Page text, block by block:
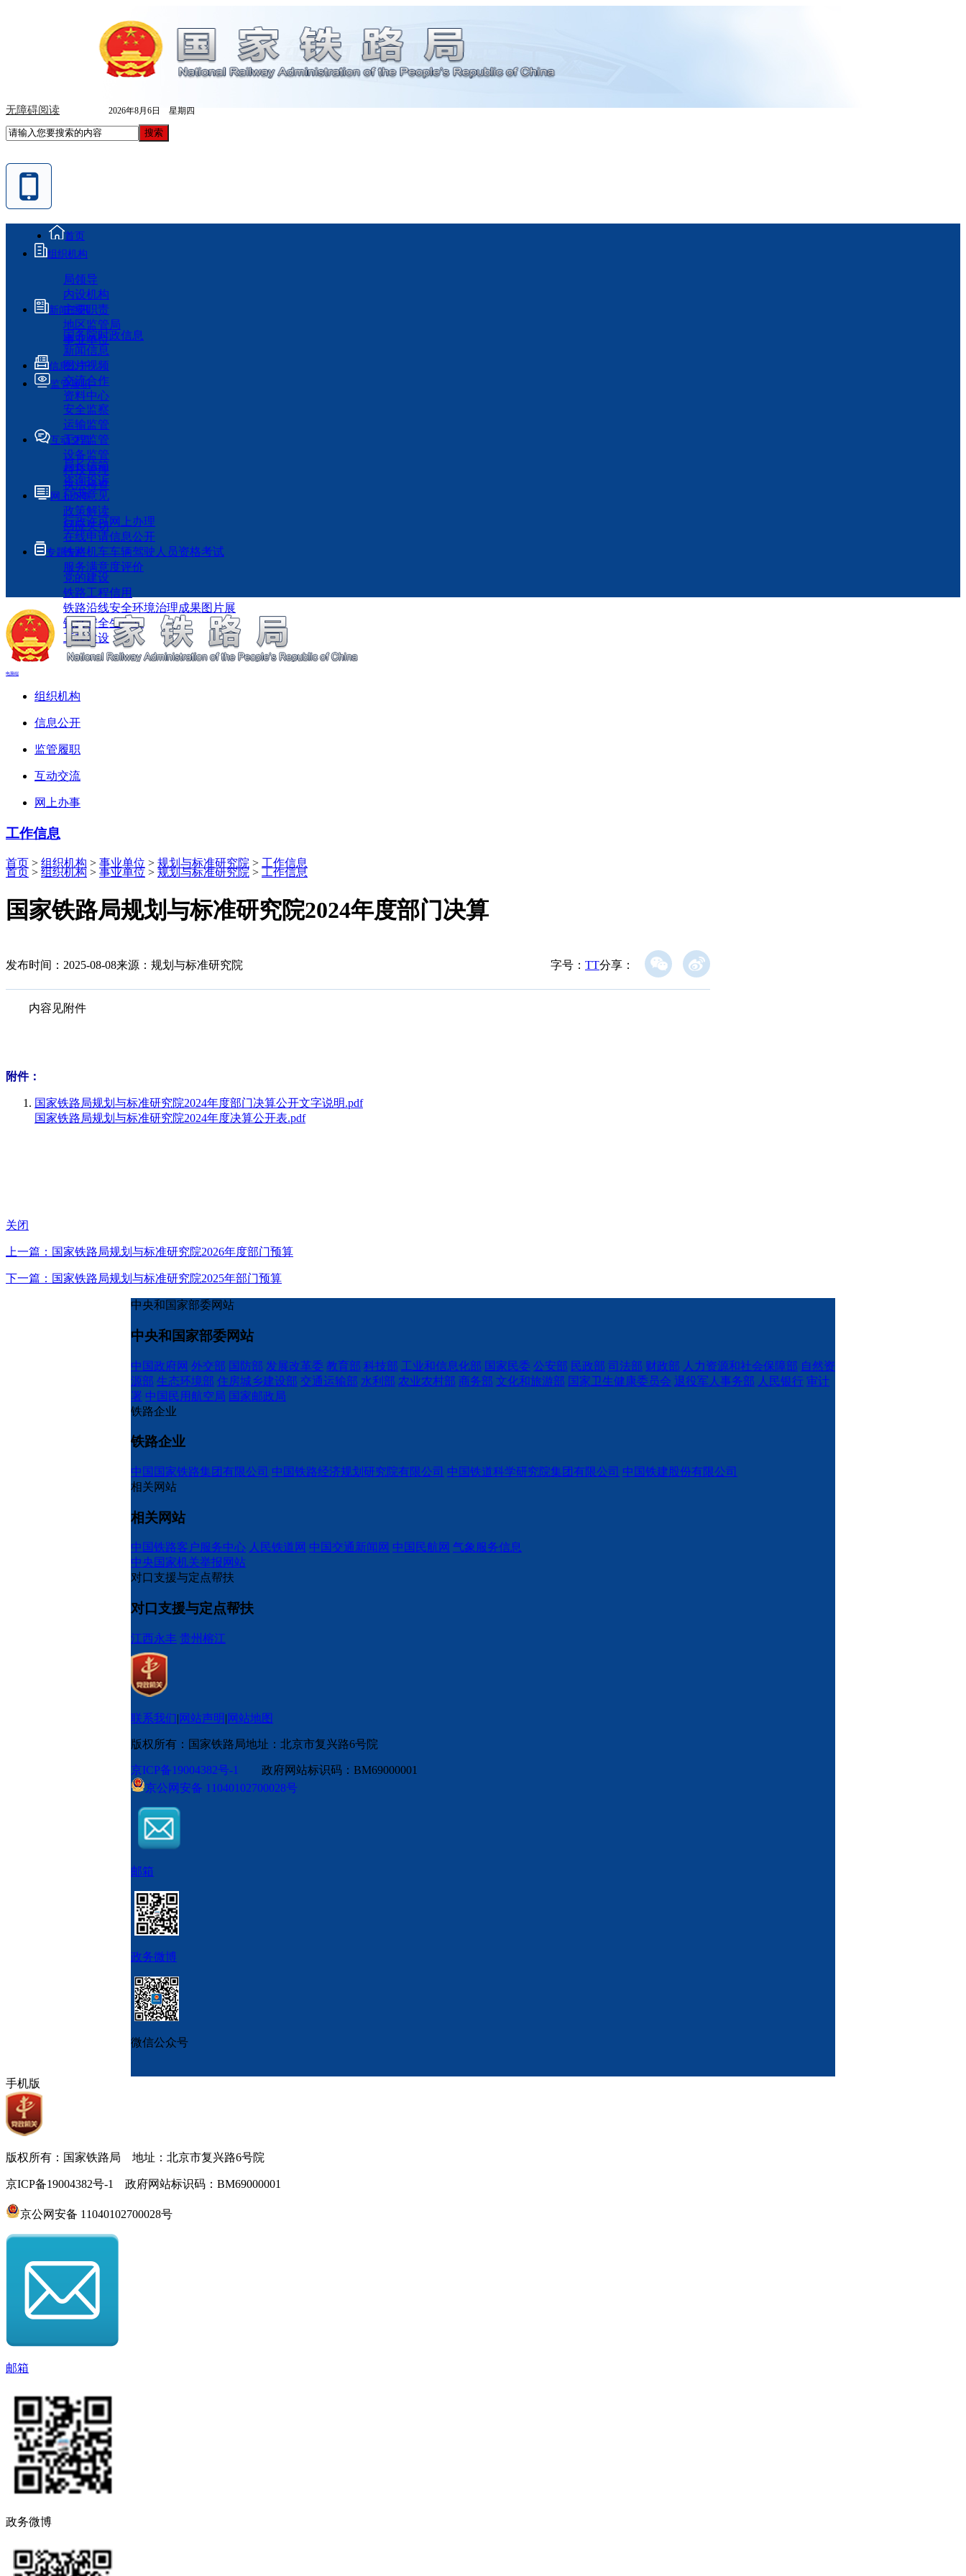
无障碍阅读 2026年8月6日 星期四
首页
组织机构
局领导
内设机构
主要职责
地区监管局
事业单位
新闻资讯
国务院时政信息
新闻信息
图片视频
交流合作
资料中心
信息公开
监管履职
安全监察
运输监管
工程监管
设备监管
科技管理
执法检查
互动交流
局长信箱
咨询投诉
征求意见
政策解读
回应关切
网上办事
行政许可网上办理
在线申请信息公开
铁路机车车辆驾驶人员资格考试
服务满意度评价
专题专栏
党的建设
铁路工程信用
铁路沿线安全环境治理成果图片展
铁路安全生产月
工程建设
电脑端
组织机构
信息公开
监管履职
互动交流
网上办事
工作信息
首页 > 组织机构 > 事业单位 > 规划与标准研究院 > 工作信息
首页 > 组织机构 > 事业单位 > 规划与标准研究院 > 工作信息
国家铁路局规划与标准研究院2024年度部门决算
发布时间：2025-08-08来源：规划与标准研究院 分享：
字号： TT
内容见附件
附件：
国家铁路局规划与标准研究院2024年度部门决算公开文字说明.pdf
国家铁路局规划与标准研究院2024年度决算公开表.pdf
关闭
上一篇：国家铁路局规划与标准研究院2026年度部门预算
下一篇：国家铁路局规划与标准研究院2025年部门预算
中央和国家部委网站
中央和国家部委网站
中国政府网 外交部 国防部 发展改革委 教育部 科技部 工业和信息化部 国家民委 公安部 民政部 司法部 财政部 人力资源和社会保障部 自然资
源部 生态环境部 住房城乡建设部 交通运输部 水利部 农业农村部 商务部 文化和旅游部 国家卫生健康委员会 退役军人事务部 人民银行 审计
署 中国民用航空局 国家邮政局
铁路企业
铁路企业
中国国家铁路集团有限公司 中国铁路经济规划研究院有限公司 中国铁道科学研究院集团有限公司 中国铁建股份有限公司
相关网站
相关网站
中国铁路客户服务中心 人民铁道网 中国交通新闻网 中国民航网 气象服务信息
中央国家机关举报网站
对口支援与定点帮扶
对口支援与定点帮扶
江西永丰 贵州榕江
联系我们|网站声明|网站地图
版权所有：国家铁路局地址：北京市复兴路6号院
京ICP备19004382号-1
政府网站标识码：BM69000001
京公网安备 11040102700028号
邮箱
政务微博
微信公众号
手机版
版权所有：国家铁路局 地址：北京市复兴路6号院
京ICP备19004382号-1 政府网站标识码：BM69000001
京公网安备 11040102700028号
邮箱
政务微博